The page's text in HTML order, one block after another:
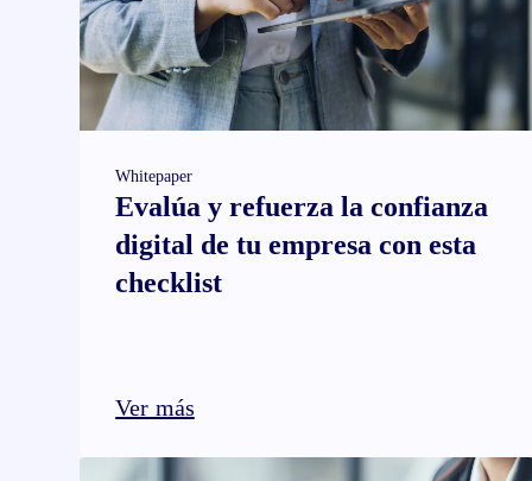
Whitepaper
Evalúa y refuerza la confianza
digital de tu empresa con esta
checklist
Ver más